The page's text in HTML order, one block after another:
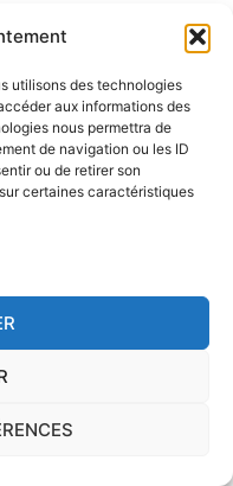
utilisons des technologies
aux informations des
nous permettra de
de navigation ou les ID
ou de retirer son
certaines caractéristiques
règles de
en plus strictes
dits "à risque
du Finistère
partout en